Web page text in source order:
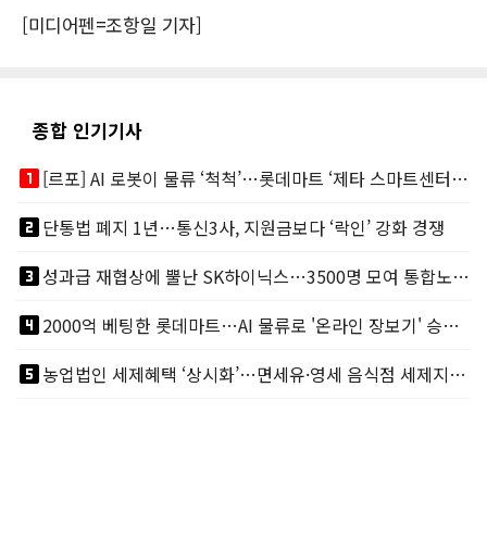
[미디어펜=조항일 기자]
종합 인기기사
looks_one
[르포] AI 로봇이 물류 ‘척척’…롯데마트 ‘제타 스마트센터’ 가보니
looks_two단통법 폐지 1년…통신3사, 지원금보다 ‘락인’ 강화 경쟁
looks_3
성과급 재협상에 뿔난 SK하이닉스…3500명 모여 통합노조 띄운다
looks_4
2000억 베팅한 롯데마트…AI 물류로 '온라인 장보기' 승부수
looks_5
농업법인 세제혜택 ‘상시화’…면세유·영세 음식점 세제지원도 연장